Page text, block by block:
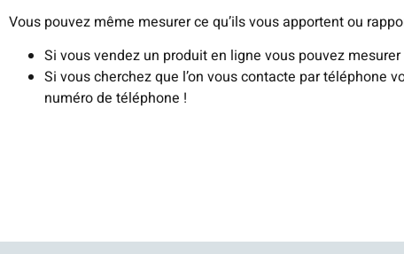
Vous pouvez même mesurer ce qu’ils vous apportent ou
Si vous vendez un produit en ligne vous pouvez
Si vous cherchez que l’on vous contacte par téléphone
numéro de téléphone !